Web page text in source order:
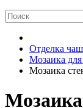
Отделка
Мозаика для
Мозаика